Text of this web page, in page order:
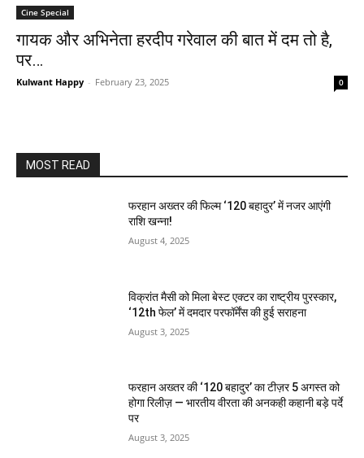
Cine Special
गायक और अभिनेता हरदीप गरेवाल की बात में दम तो है,
पर…
Kulwant Happy - February 23, 2025 0
MOST READ
फरहान अख्तर की फिल्म ‘120 बहादुर’ में नजर आएंगी
राशि खन्ना!
August 4, 2025
विक्रांत मैसी को मिला बेस्ट एक्टर का राष्ट्रीय पुरस्कार,
‘12th फेल’ में दमदार परफॉर्मेंस की हुई सराहना
August 3, 2025
फरहान अख्तर की ‘120 बहादुर’ का टीज़र 5 अगस्त को
होगा रिलीज़ — भारतीय वीरता की अनकही कहानी बड़े पर्दे
पर
August 3, 2025